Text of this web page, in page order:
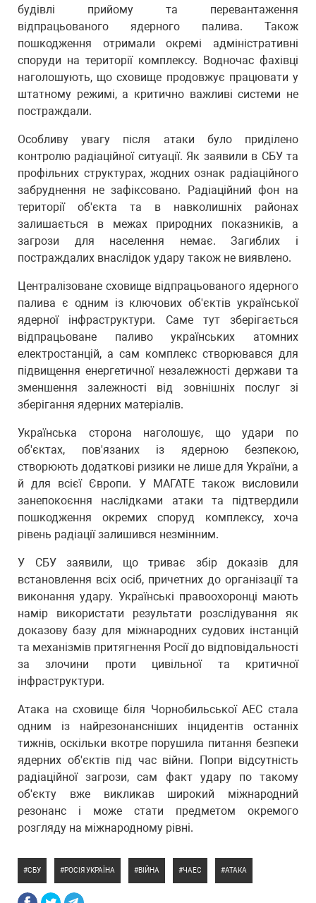
будівлі прийому та перевантаження
відпрацьованого ядерного палива. Також
пошкодження отримали окремі адміністративні
споруди на території комплексу. Водночас фахівці
наголошують, що сховище продовжує працювати у
штатному режимі, а критично важливі системи не
постраждали.
Особливу увагу після атаки було приділено
контролю радіаційної ситуації. Як заявили в СБУ та
профільних структурах, жодних ознак радіаційного
забруднення не зафіксовано. Радіаційний фон на
території об'єкта та в навколишніх районах
залишається в межах природних показників, а
загрози для населення немає. Загиблих і
постраждалих внаслідок удару також не виявлено.
Централізоване сховище відпрацьованого ядерного
палива є одним із ключових об'єктів української
ядерної інфраструктури. Саме тут зберігається
відпрацьоване паливо українських атомних
електростанцій, а сам комплекс створювався для
підвищення енергетичної незалежності держави та
зменшення залежності від зовнішніх послуг зі
зберігання ядерних матеріалів.
Українська сторона наголошує, що удари по
об'єктах, пов'язаних із ядерною безпекою,
створюють додаткові ризики не лише для України, а
й для всієї Європи. У МАГАТЕ також висловили
занепокоєння наслідками атаки та підтвердили
пошкодження окремих споруд комплексу, хоча
рівень радіації залишився незмінним.
У СБУ заявили, що триває збір доказів для
встановлення всіх осіб, причетних до організації та
виконання удару. Українські правоохоронці мають
намір використати результати розслідування як
доказову базу для міжнародних судових інстанцій
та механізмів притягнення Росії до відповідальності
за злочини проти цивільної та критичної
інфраструктури.
Атака на сховище біля Чорнобильської АЕС стала
одним із найрезонансніших інцидентів останніх
тижнів, оскільки вкотре порушила питання безпеки
ядерних об'єктів під час війни. Попри відсутність
радіаційної загрози, сам факт удару по такому
об'єкту вже викликав широкий міжнародний
резонанс і може стати предметом окремого
розгляду на міжнародному рівні.
СБУ РОСІЯ УКРАЇНА ВІЙНА ЧАЕС АТАКА